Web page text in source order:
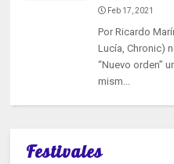
Feb 17, 2021
Por Ricardo
Lucía, Chronic)
“Nuevo orden”
mism...
Festivales